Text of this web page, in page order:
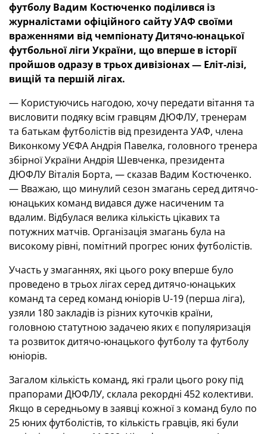
футболу Вадим Костюченко поділився із
журналістами офіційного сайту УАФ своїми
враженнями від чемпіонату Дитячо-юнацької
футбольної ліги України, що вперше в історії
пройшов одразу в трьох дивізіонах — Еліт-лізі,
вищій та першій лігах.
— Користуючись нагодою, хочу передати вітання та
висловити подяку всім гравцям ДЮФЛУ, тренерам
та батькам футболістів від президента УАФ, члена
Виконкому УЄФА Андрія Павелка, головного тренера
збірної України Андрія Шевченка, президента
ДЮФЛУ Віталія Борта, — сказав Вадим Костюченко.
— Вважаю, що минулий сезон змагань серед дитячо-
юнацьких команд видався дуже насиченим та
вдалим. Відбулася велика кількість цікавих та
потужних матчів. Організація змагань була на
високому рівні, помітний прогрес юних футболістів.
Участь у змаганнях, які цього року вперше було
проведено в трьох лігах серед дитячо-юнацьких
команд та серед команд юніорів U-19 (перша ліга),
узяли 180 закладів із різних куточків країни,
головною статутною задачею яких є популяризація
та розвиток дитячо-юнацького футболу та футболу
юніорів.
Загалом кількість команд, які грали цього року під
прапорами ДЮФЛУ, склала рекордні 452 колективи.
Якщо в середньому в заявці кожної з команд було по
25 юних футболістів, то кількість гравців, які були